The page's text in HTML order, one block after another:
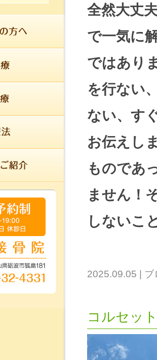
全然大丈
で一気に
ではあり
を行ない
ない、す
お伝えし
ものであ
ません！
しないこ
2025.09.05 ブ
コルセッ